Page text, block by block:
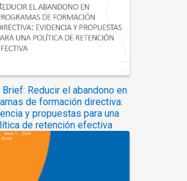
Brief: Reducir el abandono en
de formación directiva:
y propuestas para una
de retención efectiva